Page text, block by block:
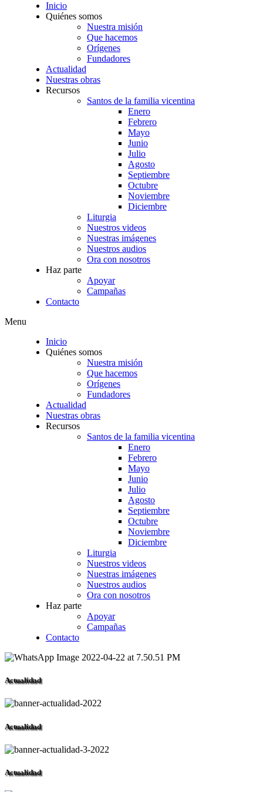
Inicio
Quiénes somos
Nuestra misión
Que hacemos
Orígenes
Fundadores
Actualidad
Nuestras obras
Recursos
Santos de la familia vicentina
Enero
Febrero
Mayo
Junio
Julio
Agosto
Septiembre
Octubre
Noviembre
Diciembre
Liturgia
Nuestros videos
Nuestras imágenes
Nuestros audios
Ora con nosotros
Haz parte
Apoyar
Campañas
Contacto
Menu
Inicio
Quiénes somos
Nuestra misión
Que hacemos
Orígenes
Fundadores
Actualidad
Nuestras obras
Recursos
Santos de la familia vicentina
Enero
Febrero
Mayo
Junio
Julio
Agosto
Septiembre
Octubre
Noviembre
Diciembre
Liturgia
Nuestros videos
Nuestras imágenes
Nuestros audios
Ora con nosotros
Haz parte
Apoyar
Campañas
Contacto
Actualidad
Actualidad
Actualidad